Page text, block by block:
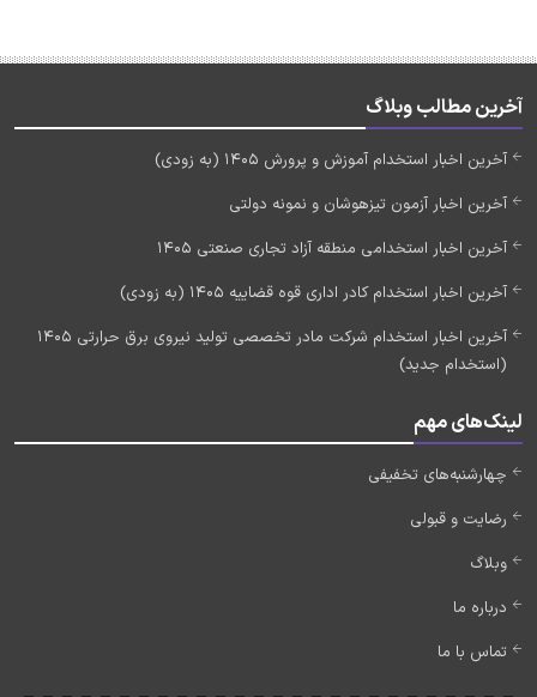
آخرین مطالب وبلاگ
آخرین اخبار استخدام آموزش و پرورش 1405 (به زودی)
آخرین اخبار آزمون تیزهوشان و نمونه دولتی
آخرین اخبار استخدامی منطقه آزاد تجاری صنعتی 1405
آخرین اخبار استخدام کادر اداری قوه قضاییه 1405 (به زودی)
آخرین اخبار استخدام شرکت مادر تخصصی تولید نیروی برق حرارتی 1405
(استخدام جدید)
لینک‌های مهم
چهارشنبه‌های تخفیفی
رضایت و قبولی
وبلاگ
درباره ما
تماس با ما